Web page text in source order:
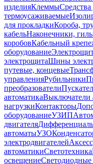
изделияКлеммыСредства
термоусаживаемые
для прокладкиКороба,
кабельНаконечники,
коробовКабельный
оборудование
электрощитаШины
путевые, концевые
управленияРубильники
преобразователи
автоматикаВыключатели
нагрузкиКонтакторы
оборудованиеУЗИП
двигателя
автоматыУЗО
электродвигателей
автоматикиСветотехника
освещение